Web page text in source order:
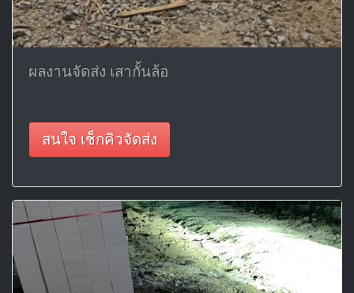
ผลงานจัดส่ง เสากั้นล้อ
สนใจ เช็กคิวจัดส่ง